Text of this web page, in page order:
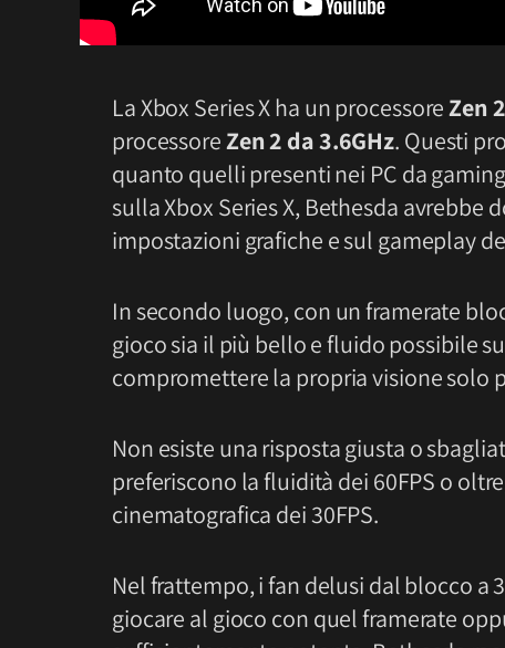
La Xbox Series X ha un processoreZen
processoreZen 2 da 3.6GHz. Questi
quanto quelli presenti nei PC da
sulla Xbox Series X, Bethesda
impostazioni grafiche e sul gameplay
In secondo luogo, con un framerate
gioco sia il più bello e fluido possibile
compromettere la propria visione solo
Non esiste una risposta giusta o
preferiscono la fluidità dei 60FPS o
cinematografica dei 30FPS.
Nel frattempo, i fan delusi dal blocco a
giocare al gioco con quel framerate